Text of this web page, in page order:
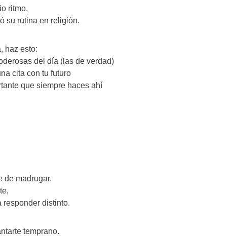
ritmo,
su rutina en religión.
haz esto:
del día (las de verdad)
cita con tu futuro
que siempre haces ahí
de madrugar.
responder distinto.
temprano.